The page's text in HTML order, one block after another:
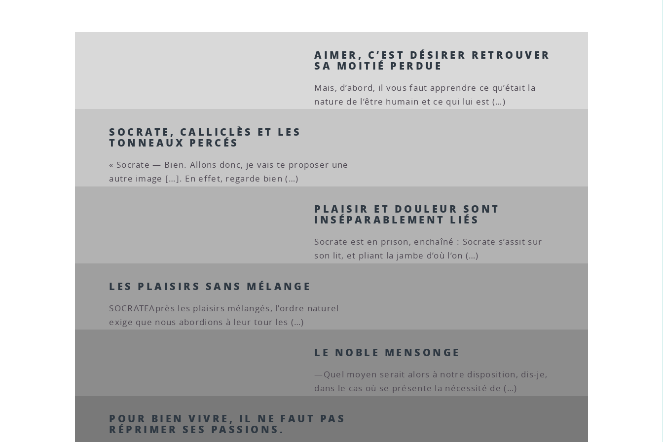
AIMER, C’EST DÉSIRER RETROUVER
SA MOITIÉ PERDUE
Mais, d’abord, il vous faut apprendre ce qu’était la
nature de l’être humain et ce qui lui est (…)
SOCRATE, CALLICLÈS ET LES
TONNEAUX PERCÉS
« Socrate — Bien. Allons donc, je vais te proposer une
autre image […]. En effet, regarde bien (…)
PLAISIR ET DOULEUR SONT
INSÉPARABLEMENT LIÉS
Socrate est en prison, enchaîné : Socrate s’assit sur
son lit, et pliant la jambe d’où l’on (…)
LES PLAISIRS SANS MÉLANGE
SOCRATEAprès les plaisirs mélangés, l’ordre naturel
exige que nous abordions à leur tour les (…)
LE NOBLE MENSONGE
—Quel moyen serait alors à notre disposition, dis-je,
dans le cas où se présente la nécessité de (…)
POUR BIEN VIVRE, IL NE FAUT PAS
RÉPRIMER SES PASSIONS.